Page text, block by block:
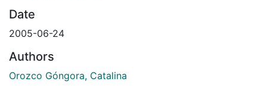
Date
2005-06-24
Authors
Orozco Góngora, Catalina